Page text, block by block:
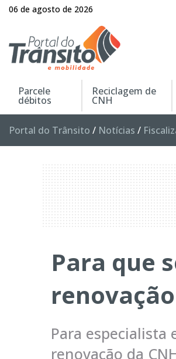
06 de agosto de 2026
Parcele
débitos
Reciclagem de
CNH
Portal do Trânsito / Notícias /
Para que
Para especialista
renovação da